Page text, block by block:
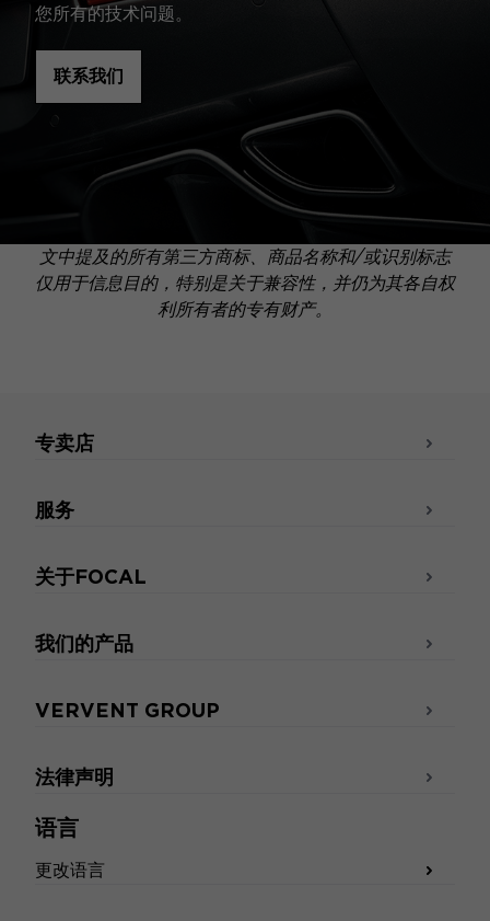
您所有的技术问题。
联系我们
文中提及的所有第三方商标、商品名称和/或识别标志
仅用于信息目的，特别是关于兼容性，并仍为其各自权
利所有者的专有财产。
语言
更改语言
专卖店
服务
关于FOCAL
我们的产品
VERVENT GROUP
法律声明